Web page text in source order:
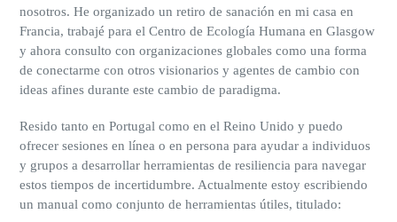
nosotros. He organizado un retiro de sanación en mi casa en
Francia, trabajé para el Centro de Ecología Humana en Glasgow
y ahora consulto con organizaciones globales como una forma
de conectarme con otros visionarios y agentes de cambio con
ideas afines durante este cambio de paradigma.
Resido tanto en Portugal como en el Reino Unido y puedo
ofrecer sesiones en línea o en persona para ayudar a individuos
y grupos a desarrollar herramientas de resiliencia para navegar
estos tiempos de incertidumbre. Actualmente estoy escribiendo
un manual como conjunto de herramientas útiles, titulado: